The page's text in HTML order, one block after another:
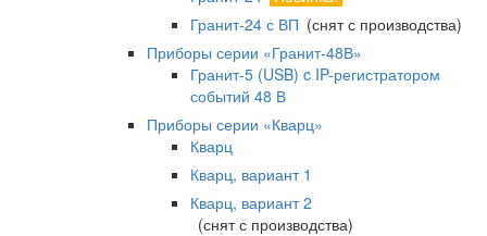
Гранит-24 с ВП (снят с производства)
Приборы серии «Гранит-48В»
Гранит-5 (USB) c IP-регистратором
событий 48 В
Приборы серии «Кварц»
Кварц
Кварц, вариант 1
Кварц, вариант 2
(снят с производства)